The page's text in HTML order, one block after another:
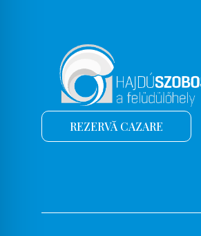
REZERVĂ CAZARE